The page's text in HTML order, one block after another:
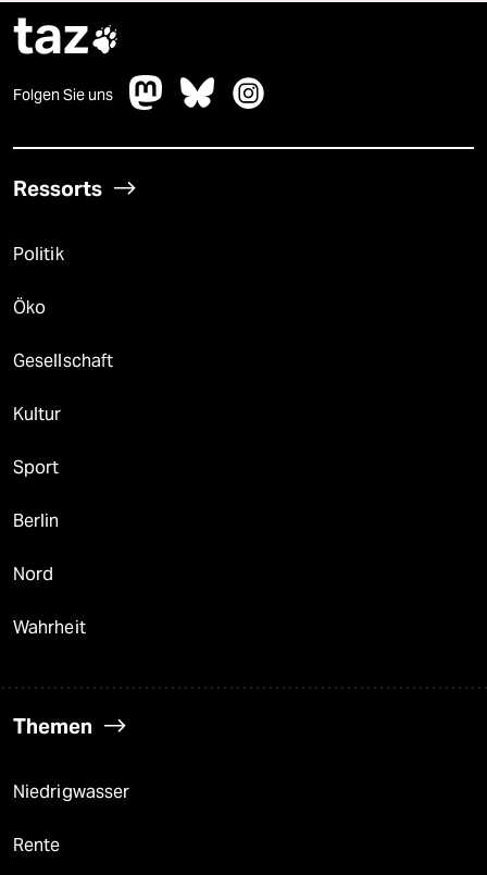
taz
Folgen Sie uns
Ressorts
Politik
Öko
Gesellschaft
Kultur
Sport
Berlin
Nord
Wahrheit
Themen
Niedrigwasser
Rente